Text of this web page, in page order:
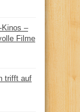
Kinos –
Filme
trifft auf